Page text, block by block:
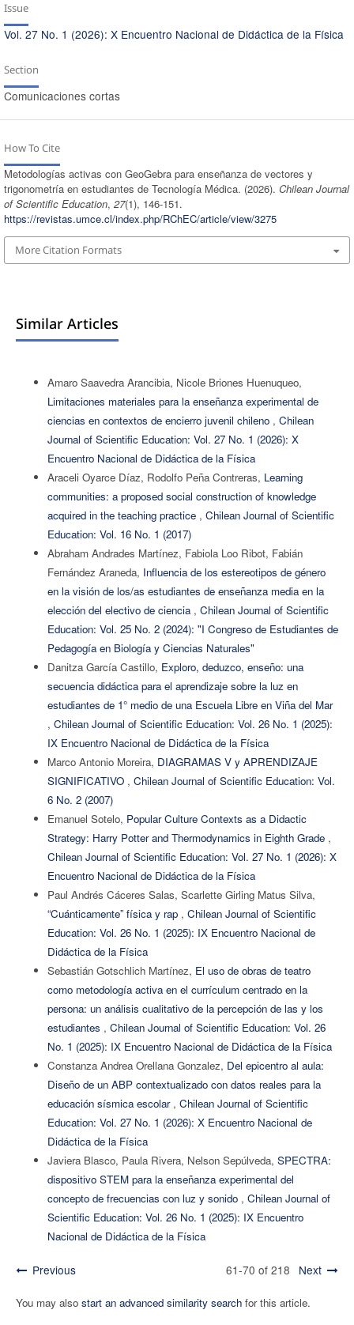
Issue
Vol. 27 No. 1 (2026): X Encuentro Nacional de Didáctica de la Física
Section
Comunicaciones cortas
How To Cite
Metodologías activas con GeoGebra para enseñanza de vectores y
trigonometría en estudiantes de Tecnología Médica. (2026). Chilean Journal
of Scientific Education, 27(1), 146-151.
https://revistas.umce.cl/index.php/RChEC/article/view/3275
More Citation Formats
Similar Articles
Amaro Saavedra Arancibia, Nicole Briones Huenuqueo,
Limitaciones materiales para la enseñanza experimental de
ciencias en contextos de encierro juvenil chileno , Chilean
Journal of Scientific Education: Vol. 27 No. 1 (2026): X
Encuentro Nacional de Didáctica de la Física
Araceli Oyarce Díaz, Rodolfo Peña Contreras, Learning
communities: a proposed social construction of knowledge
acquired in the teaching practice , Chilean Journal of Scientific
Education: Vol. 16 No. 1 (2017)
Abraham Andrades Martínez, Fabiola Loo Ribot, Fabián
Fernández Araneda, Influencia de los estereotipos de género
en la visión de los/as estudiantes de enseñanza media en la
elección del electivo de ciencia , Chilean Journal of Scientific
Education: Vol. 25 No. 2 (2024): "I Congreso de Estudiantes de
Pedagogía en Biología y Ciencias Naturales"
Danitza García Castillo, Exploro, deduzco, enseño: una
secuencia didáctica para el aprendizaje sobre la luz en
estudiantes de 1° medio de una Escuela Libre en Viña del Mar
, Chilean Journal of Scientific Education: Vol. 26 No. 1 (2025):
IX Encuentro Nacional de Didáctica de la Física
Marco Antonio Moreira, DIAGRAMAS V y APRENDIZAJE
SIGNIFICATIVO , Chilean Journal of Scientific Education: Vol.
6 No. 2 (2007)
Emanuel Sotelo, Popular Culture Contexts as a Didactic
Strategy: Harry Potter and Thermodynamics in Eighth Grade ,
Chilean Journal of Scientific Education: Vol. 27 No. 1 (2026): X
Encuentro Nacional de Didáctica de la Física
Paul Andrés Cáceres Salas, Scarlette Girling Matus Silva,
“Cuánticamente” física y rap , Chilean Journal of Scientific
Education: Vol. 26 No. 1 (2025): IX Encuentro Nacional de
Didáctica de la Física
Sebastián Gotschlich Martínez, El uso de obras de teatro
como metodología activa en el currículum centrado en la
persona: un análisis cualitativo de la percepción de las y los
estudiantes , Chilean Journal of Scientific Education: Vol. 26
No. 1 (2025): IX Encuentro Nacional de Didáctica de la Física
Constanza Andrea Orellana Gonzalez, Del epicentro al aula:
Diseño de un ABP contextualizado con datos reales para la
educación sísmica escolar , Chilean Journal of Scientific
Education: Vol. 27 No. 1 (2026): X Encuentro Nacional de
Didáctica de la Física
Javiera Blasco, Paula Rivera, Nelson Sepúlveda, SPECTRA:
dispositivo STEM para la enseñanza experimental del
concepto de frecuencias con luz y sonido , Chilean Journal of
Scientific Education: Vol. 26 No. 1 (2025): IX Encuentro
Nacional de Didáctica de la Física
Previous 61-70 of 218 Next
You may also start an advanced similarity searchfor this article.